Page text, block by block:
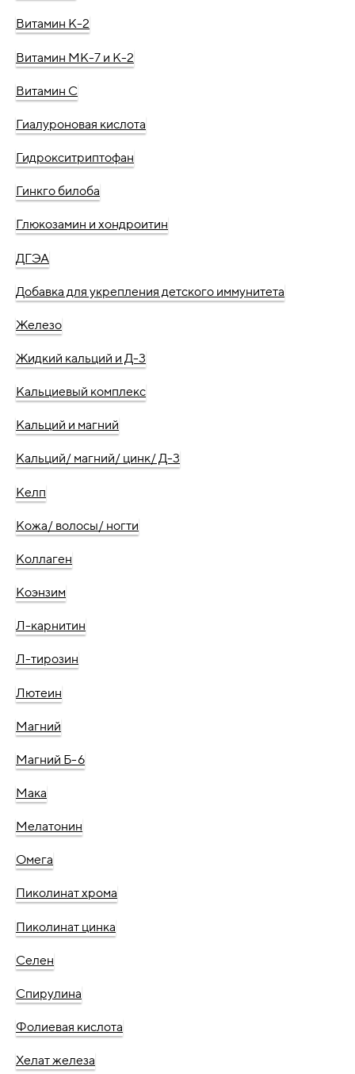
Витамин К-2
Витамин МК-7 и К-2
Витамин С
Гиалуроновая кислота
Гидрокситриптофан
Гинкго билоба
Глюкозамин и хондроитин
ДГЭА
Добавка для укрепления детского иммунитета
Железо
Жидкий кальций и Д-3
Кальциевый комплекс
Кальций и магний
Кальций/ магний/ цинк/ Д-3
Келп
Кожа/ волосы/ ногти
Коллаген
Коэнзим
Л-карнитин
Л-тирозин
Лютеин
Магний
Магний Б-6
Мака
Мелатонин
Омега
Пиколинат хрома
Пиколинат цинка
Селен
Спирулина
Фолиевая кислота
Хелат железа